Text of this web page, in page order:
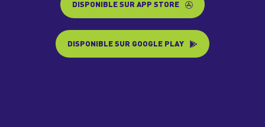
DISPONIBLE SUR APP STORE
DISPONIBLE SUR GOOGLE PLAY